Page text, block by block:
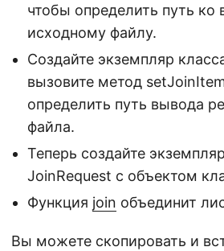
чтобы определить путь ко
исходному файлу.
Создайте экземпляр
вызовите метод
определить путь вывода
файла.
Теперь создайте
JoinRequest с объектом
Функция join объединит
Вы можете скопировать и